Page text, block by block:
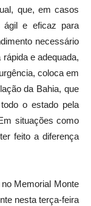
que, em casos
e eficaz para
necessário
e adequada,
coloca em
da Bahia, que
o estado pela
situações como
feito a diferença
Memorial Monte
nesta terça-feira